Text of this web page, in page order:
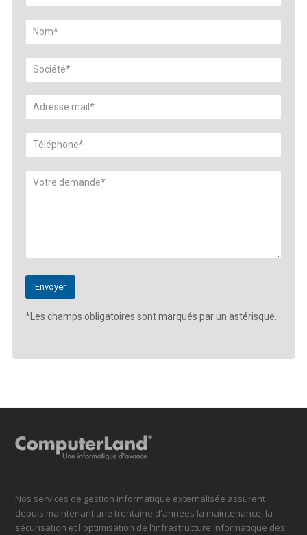
*Les champs obligatoires sont marqués par un astérisque.
Nos services de gestion informatique externalisée assurent
depuis maintenant une trentaine d'années la maintenance, la
sécurisation et l'optimisation de l'infrastructure informatique des